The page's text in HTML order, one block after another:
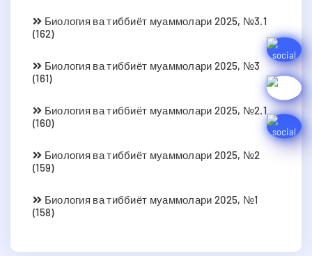
Биология ва тиббиёт муаммолари 2025, №3.1
(162)
Биология ва тиббиёт муаммолари 2025, №3
(161)
Биология ва тиббиёт муаммолари 2025, №2.1
(160)
Биология ва тиббиёт муаммолари 2025, №2
(159)
Биология ва тиббиёт муаммолари 2025, №1
(158)